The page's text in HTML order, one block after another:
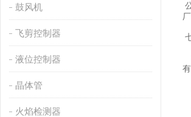
鼓风机
飞剪控制器
液位控制器
晶体管
火焰检测器